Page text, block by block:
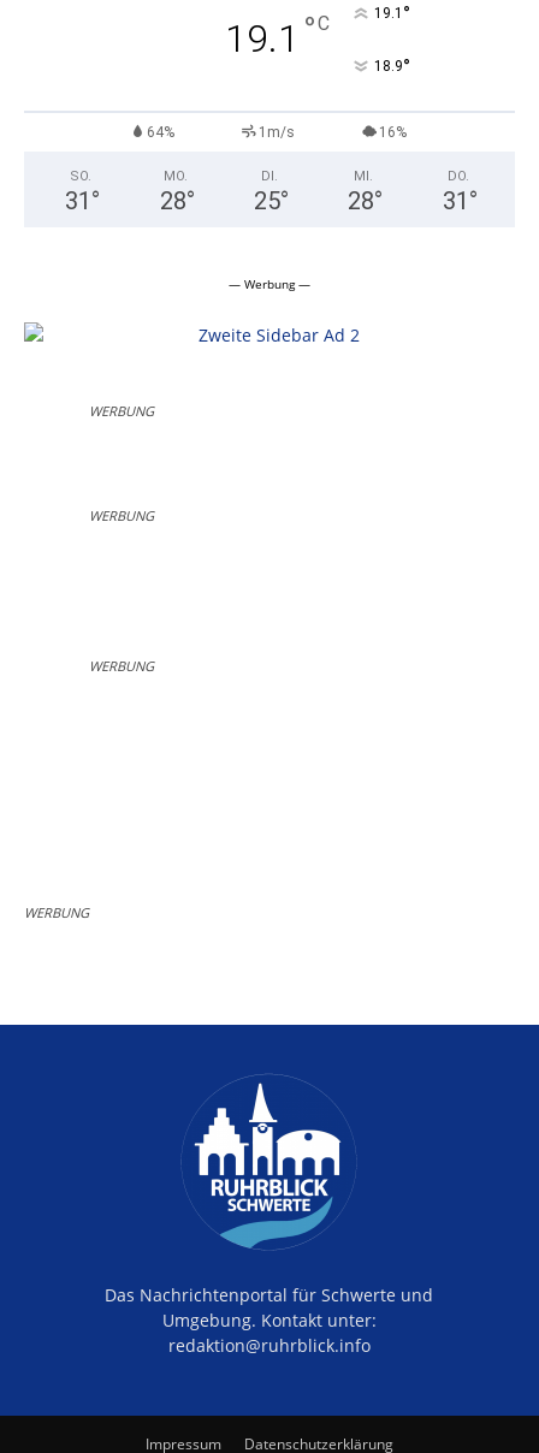
19.1 °C 19.1 °
18.9°
64% 1m/s 16%
SO.
31 °
MO.
28°
DI.
25°
MI.
28°
DO.
31 °
— Werbung —
WERBUNG
WERBUNG
WERBUNG
WERBUNG
Das Nachrichtenportal für Schwerte und
Umgebung. Kontakt unter:
redaktion@ruhrblick.info
Impressum Datenschutzerklärung